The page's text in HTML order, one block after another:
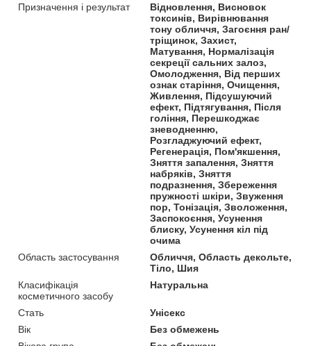
Призначення і результат
Відновлення, Висновок
токсинів, Вирівнювання
тону обличчя, Загоєння ран/
тріщинок, Захист,
Матування, Нормалізація
секреції сальних залоз,
Омолодження, Від перших
ознак старіння, Очищення,
Живлення, Підсушуючий
ефект, Підтягування, Після
гоління, Перешкоджає
зневодненню,
Розгладжуючий ефект,
Регенерація, Пом'якшення,
Зняття запалення, Зняття
набряків, Зняття
подразнення, Збереження
пружності шкіри, Звуження
пор, Тонізація, Зволоження,
Заспокоєння, Усунення
блиску, Усунення кіл під
очима
Область застосування
Обличчя, Область декольте,
Тіло, Шия
Класифікація
косметичного засобу
Натуральна
Стать
Унісекс
Вік
Без обмежень